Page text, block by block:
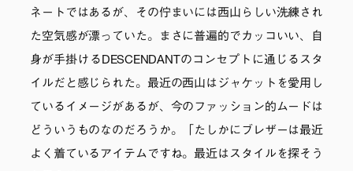
ネートではあるが、その佇まいには西山らしい洗練され
た空気感が漂っていた。まさに普遍的でカッコいい、自
身が手掛けるDESCENDANTのコンセプトに通じるスタ
イルだと感じられた。最近の西山はジャケットを愛用し
ているイメージがあるが、今のファッション的ムードは
どういうものなのだろうか。「たしかにブレザーは最近
よく着ているアイテムですね。最近はスタイルを探そう